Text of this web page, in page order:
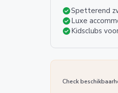
check_circleSpetterend
check_circleLuxe
check_circleKidsclubs
Check